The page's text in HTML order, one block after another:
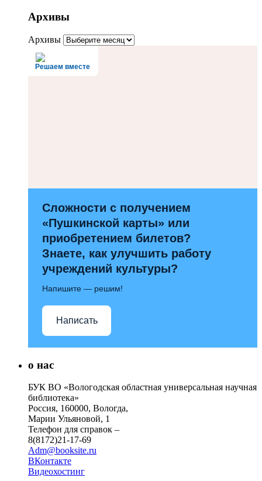
Архивы
Архивы
Решаем вместе
Сложности с получением
«Пушкинской карты» или
приобретением билетов?
Знаете, как улучшить работу
учреждений культуры?
Напишите — решим!
Написать
о нас
БУК ВО «Вологодская областная универсальная научная
библиотека»
Россия, 160000, Вологда,
Марии Ульяновой, 1
Телефон для справок –
8(8172)21-17-69
Adm@booksite.ru
ВКонтакте
Видеохостинг